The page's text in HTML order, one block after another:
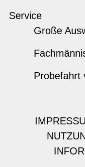
Service
Große
Probefahrt